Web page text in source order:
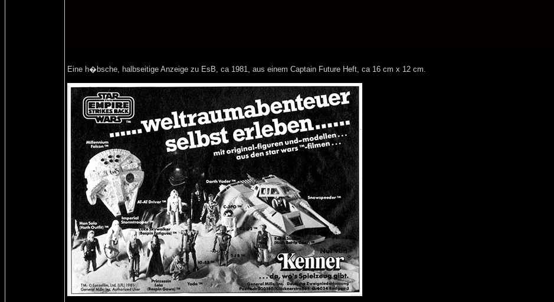
Eine h�bsche, halbseitige Anzeige zu EsB, ca 1981, aus einem Captain Future Heft, ca 16 cm x 12 cm.